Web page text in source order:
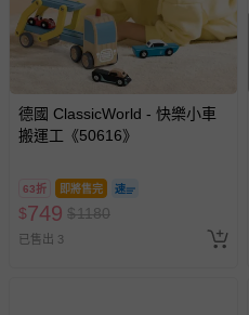
針對滿件折/滿額贈…等活動
留商品未達活動門檻，將以
部分商品依據消費者保護法
易於腐敗、保存期限較
商品、食品等）。
客製化商品（例如客製
德國 ClassicWorld - 快樂小車
搬運工《50616》
63折 即將售完
$749 $1180
已售出 3